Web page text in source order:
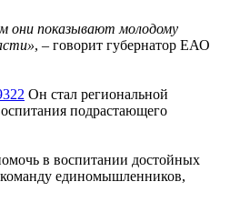
они показывают молодому
, – говорит губернатор ЕАО
Он стал региональной
подрастающего
в воспитании достойных
команду единомышленников,